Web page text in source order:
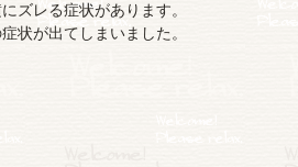
ズレる症状があります。
状が出てしまいました。